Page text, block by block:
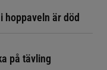
hoppaveln är död
på tävling